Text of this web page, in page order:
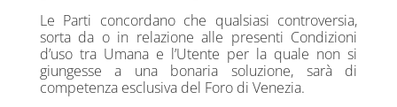
Le Parti concordano che qualsiasi controversia,
sorta da o in relazione alle presenti Condizioni
d’uso tra Umana e l’Utente per la quale non si
giungesse a una bonaria soluzione, sarà di
competenza esclusiva del Foro di Venezia.